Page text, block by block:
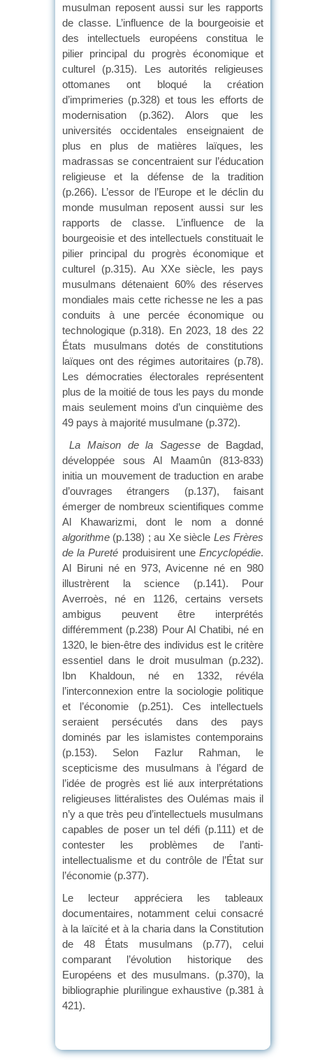
musulman reposent aussi sur les rapports
de classe. L’influence de la bourgeoisie et
des intellectuels européens constitua le
pilier principal du progrès économique et
culturel (p.315). Les autorités religieuses
ottomanes ont bloqué la création
d’imprimeries (p.328) et tous les efforts de
modernisation (p.362). Alors que les
universités occidentales enseignaient de
plus en plus de matières laïques, les
madrassas se concentraient sur l’éducation
religieuse et la défense de la tradition
(p.266). L’essor de l’Europe et le déclin du
monde musulman reposent aussi sur les
rapports de classe. L’influence de la
bourgeoisie et des intellectuels constituait le
pilier principal du progrès économique et
culturel (p.315). Au XXe siècle, les pays
musulmans détenaient 60% des réserves
mondiales mais cette richesse ne les a pas
conduits à une percée économique ou
technologique (p.318). En 2023, 18 des 22
États musulmans dotés de constitutions
laïques ont des régimes autoritaires (p.78).
Les démocraties électorales représentent
plus de la moitié de tous les pays du monde
mais seulement moins d’un cinquième des
49 pays à majorité musulmane (p.372).
La Maison de la Sagessede Bagdad,
développée sous Al Maamûn (813-833)
initia un mouvement de traduction en arabe
d’ouvrages étrangers (p.137), faisant
émerger de nombreux scientifiques comme
Al Khawarizmi, dont le nom a donné
algorithme (p.138) ; au Xe siècle Les Frères
de la Pureté produisirent uneEncyclopédie.
Al Biruni né en 973, Avicenne né en 980
illustrèrent la science (p.141). Pour
Averroès, né en 1126, certains versets
ambigus peuvent être interprétés
différemment (p.238) Pour Al Chatibi, né en
1320, le bien-être des individus est le critère
essentiel dans le droit musulman (p.232).
Ibn Khaldoun, né en 1332, révéla
l’interconnexion entre la sociologie politique
et l’économie (p.251). Ces intellectuels
seraient persécutés dans des pays
dominés par les islamistes contemporains
(p.153). Selon Fazlur Rahman, le
scepticisme des musulmans à l’égard de
l’idée de progrès est lié aux interprétations
religieuses littéralistes des Oulémas mais il
n’y a que très peu d’intellectuels musulmans
capables de poser un tel défi (p.111) et de
contester les problèmes de l’anti-
intellectualisme et du contrôle de l’État sur
l’économie (p.377).
Le lecteur appréciera les tableaux
documentaires, notamment celui consacré
à la laïcité et à la charia dans la Constitution
de 48 États musulmans (p.77), celui
comparant l’évolution historique des
Européens et des musulmans. (p.370), la
bibliographie plurilingue exhaustive (p.381 à
421).